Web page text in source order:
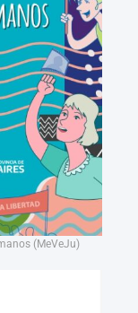
(MeVeJu)